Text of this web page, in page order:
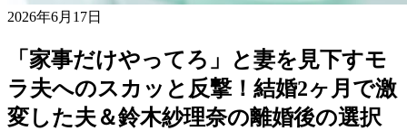
2026年6月17日
「家事だけやってろ」と妻を見下すモ
ラ夫へのスカッと反撃！結婚2ヶ月で激
変した夫＆鈴木紗理奈の離婚後の選択